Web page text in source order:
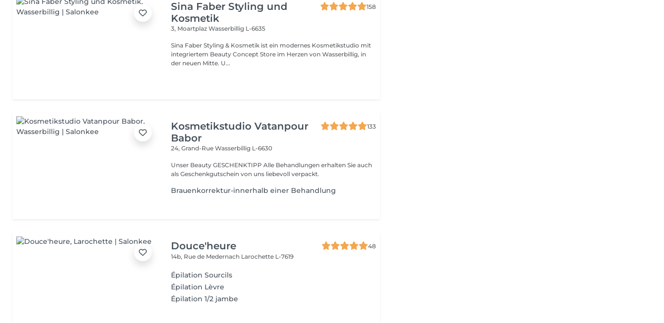
Sina Faber Styling und
Kosmetik
158
3, MoartplazWasserbillig L-6635
Sina Faber Styling & Kosmetik ist ein modernes Kosmetikstudio mit
integriertem Beauty Concept Store im Herzen von Wasserbillig, in
der neuen Mitte. U...
Kosmetikstudio Vatanpour
Babor
133
24, Grand-RueWasserbillig L-6630
Unser Beauty GESCHENKTIPP Alle Behandlungen erhalten Sie auch
als Geschenkgutschein von uns liebevoll verpackt.
Brauenkorrektur-innerhalb einer Behandlung
Douce'heure
48
14b, Rue de Medernach Larochette L-7619
Épilation Sourcils
Épilation Lèvre
Épilation 1/2 jambe